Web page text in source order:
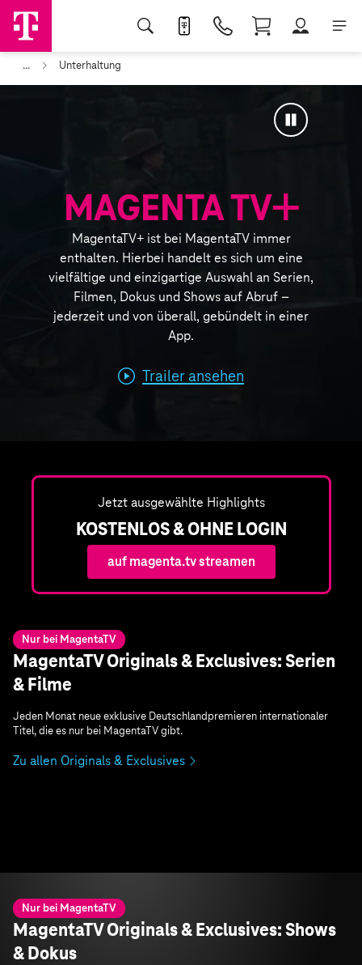
... Unterhaltung
Animation
Inhalte:
verschiedenen
Dokumentationen
MagentaTV
MAGENTA TV+
MagentaTV+ ist bei MagentaTV immer
enthalten. Hierbei handelt es sich um eine
vielfältige und einzigartige Auswahl an Serien,
Filmen, Dokus und Shows auf Abruf –
jederzeit und von überall, gebündelt in einer
App.
Trailer ansehen
Jetzt ausgewählte Highlights
KOSTENLOS & OHNE LOGIN
auf magenta.tv streamen
MagentaTV Originals & Exclusives: Serien
& Filme
Nur bei MagentaTV
Jeden Monat neue exklusive Deutschlandpremieren internationaler
Titel, die es nur bei MagentaTV gibt.
Zu allen Originals & Exclusives
MagentaTV Originals & Exclusives: Shows
& Dokus
Nur bei MagentaTV